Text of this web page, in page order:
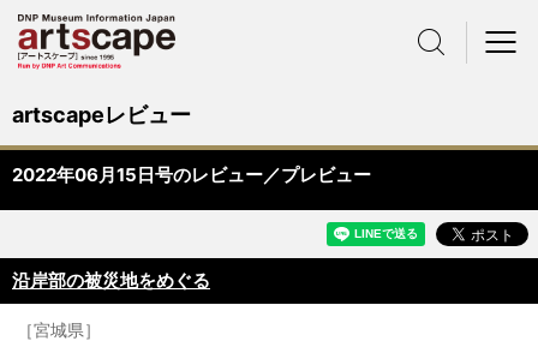
artscapeレビュー
2022年06月15日号のレビュー／プレビュー
沿岸部の被災地をめぐる
［宮城県］
サイト内検索